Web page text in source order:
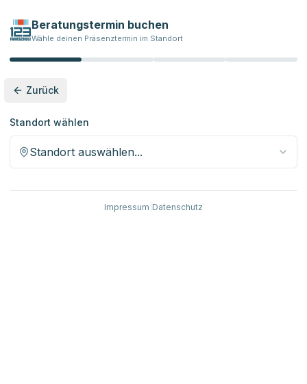
Beratungstermin buchen
Wähle deinen Präsenztermin im Standort
Zurück
Standort wählen
Standort auswählen...
Impressum Datenschutz